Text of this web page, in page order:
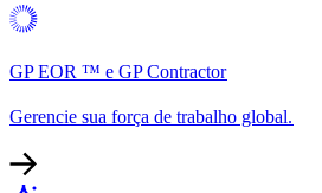
GP EOR ™ e GP Contractor​​
Gerencie sua força de trabalho global.​​